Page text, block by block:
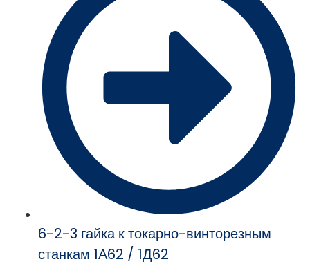
6-2-3 гайка к токарно-винторезным
станкам 1А62 / 1Д62